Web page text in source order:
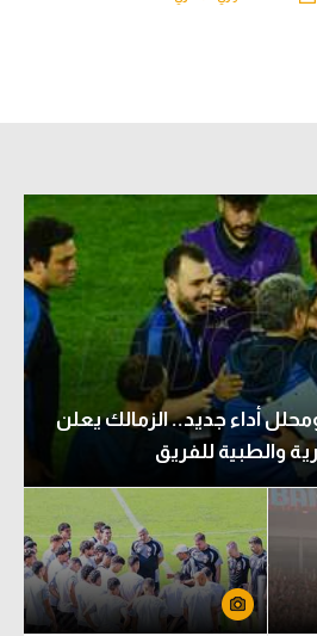
أداء جديد.. الزمالك يعلن
والطبية للفريق